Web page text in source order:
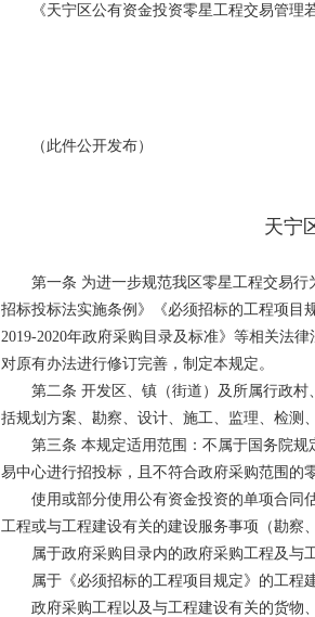
《天宁区公有资金投资零星工程交易管
（此件公开发布）
天宁
第一条 为进一步规范我区零星工程交易
招标投标法实施条例》《必须招标的工程项目
2019-2020年政府采购目录及标准》等相关法
对原有办法进行修订完善，制定本规定。
第二条 开发区、镇（街道）及所属行政
括规划方案、勘察、设计、施工、监理、检测
第三条 本规定适用范围：不属于国务院
易中心进行招投标，且不符合政府采购范围的
使用或部分使用公有资金投资的单项合同
工程或与工程建设有关的建设服务事项（勘察
属于政府采购目录内的政府采购工程及与
属于《必须招标的工程项目规定》的工程
政府采购工程以及与工程建设有关的货物